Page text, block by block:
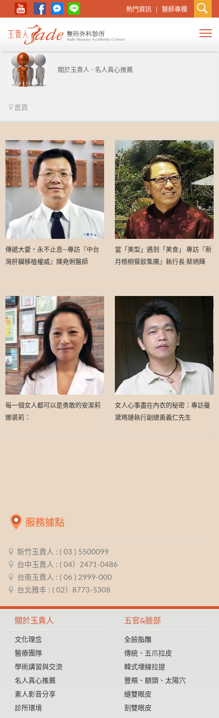
熱門資訊 醫師專欄
關於玉貴人 - 名人真心推薦
首頁
傳遞大愛，永不止息─專訪『中台
灣肝臟移植權威』陳堯俐醫師
當「美型」遇到「美食」 專訪『新
月梧桐餐飲集團』執行長 蔡炳輝
每一個女人都可以是勇敢的安潔莉
娜裘莉：
女人心事盡在內衣的秘密：專訪曼
黛瑪璉執行副總黃義仁先生
服務據點
新竹玉貴人 : ( 03 ) 5500099
台中玉貴人 : ( 04）2471-0486
台南玉貴人 : ( 06 ) 2999-000
台北雅丰 : ( 02）8773-5308
關於玉貴人
文化理念
醫療團隊
學術講習與交流
名人真心推薦
素人影音分享
診所環境
五官&臉部
全臉脂雕
傳統、五爪拉皮
韓式埋線拉提
豐頰、額頭、太陽穴
縫雙眼皮
割雙眼皮